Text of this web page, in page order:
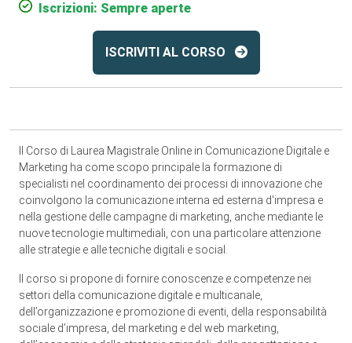
Iscrizioni: Sempre aperte
ISCRIVITI AL CORSO
Il Corso di Laurea Magistrale Online in Comunicazione Digitale e
Marketing ha come scopo principale la formazione di
specialisti nel coordinamento dei processi di innovazione che
coinvolgono la comunicazione interna ed esterna d'impresa e
nella gestione delle campagne di marketing, anche mediante le
nuove tecnologie multimediali, con una particolare attenzione
alle strategie e alle tecniche digitali e social.
Il corso si propone di fornire conoscenze e competenze nei
settori della comunicazione digitale e multicanale,
dell’organizzazione e promozione di eventi, della responsabilità
sociale d’impresa, del marketing e del web marketing,